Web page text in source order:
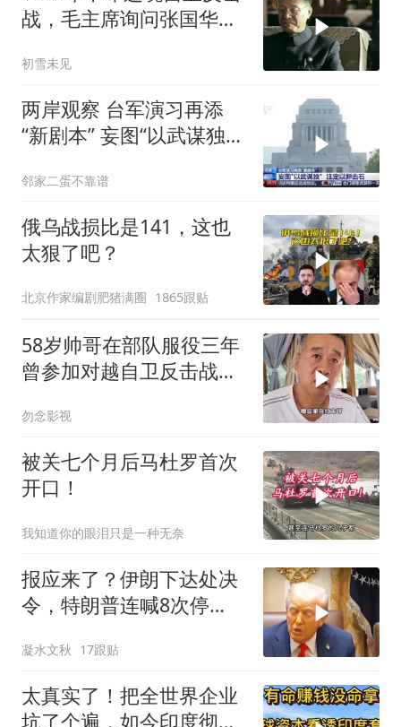
战，毛主席询问张国华能
初雪未见
两岸观察 台军演习再添
“新剧本” 妄图“以武谋独”
邻家二蛋不靠谱
俄乌战损比是141，这也
太狠了吧？
北京作家编剧肥猪满圈 1865跟贴
58岁帅哥在部队服役三年
曾参加对越自卫反击战讲
勿念影视
被关七个月后马杜罗首次
开口！
我知道你的眼泪只是一种无奈
报应来了？伊朗下达处决
令，特朗普连喊8次停
凝水文秋 17跟贴
太真实了！把全世界企业
坑了个遍，如今印度彻底